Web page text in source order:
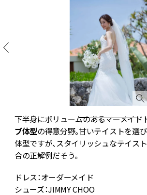
下半身にボリュームのあるマーメイド
ブ体型の得意分野。甘いテイストを選
体型ですが、スタイリッシュなテイス
合の正解例だそう。
ドレス：オーダーメイド
シューズ：JIMMY CHOO